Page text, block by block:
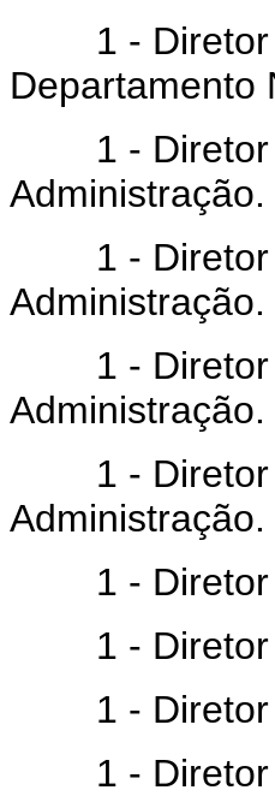
1 - Diretor
Departamento
1 - Diretor
Administração.
1 - Diretor
Administração.
1 - Diretor
Administração.
1 - Diretor
Administração.
1 - Diretor
1 - Diretor
1 - Diretor
1 - Diretor